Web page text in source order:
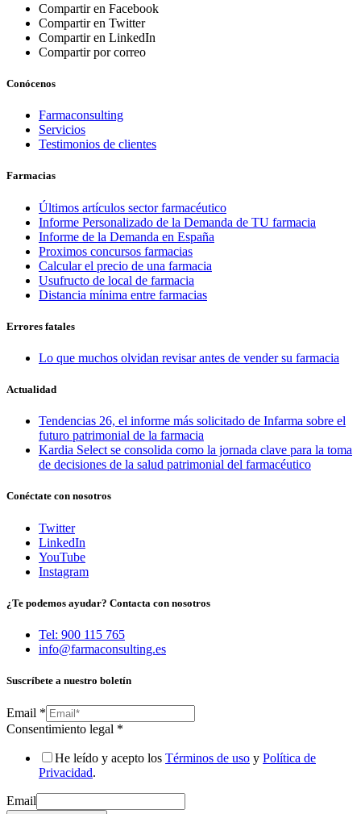
Compartir en Facebook
Compartir en Twitter
Compartir en LinkedIn
Compartir por correo
Conócenos
Farmaconsulting
Servicios
Testimonios de clientes
Farmacias
Últimos artículos sector farmacéutico
Informe Personalizado de la Demanda de TU farmacia
Informe de la Demanda en España
Proximos concursos farmacias
Calcular el precio de una farmacia
Usufructo de local de farmacia
Distancia mínima entre farmacias
Errores fatales
Lo que muchos olvidan revisar antes de vender su farmacia
Actualidad
Tendencias 26, el informe más solicitado de Infarma sobre el
futuro patrimonial de la farmacia
Kardia Select se consolida como la jornada clave para la toma
de decisiones de la salud patrimonial del farmacéutico
Conéctate con nosotros
Twitter
LinkedIn
YouTube
Instagram
¿Te podemos ayudar? Contacta con nosotros
Tel: 900 115 765
info@farmaconsulting.es
Suscríbete a nuestro boletín
Email *
Consentimiento legal *
He leído y acepto los Términos de uso y Política de
Privacidad.
Email